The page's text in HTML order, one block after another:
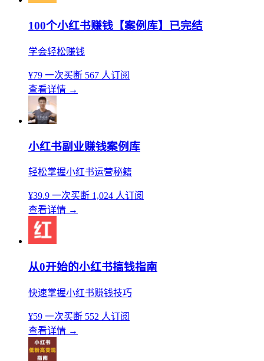
100个小红书赚钱【案例库】已完结
学会轻松赚钱
¥79 一次买断 567 人订阅
查看详情 →
小红书副业赚钱案例库
轻松掌握小红书运营秘籍
¥39.9 一次买断 1,024 人订阅
查看详情 →
从0开始的小红书搞钱指南
快速掌握小红书赚钱技巧
¥59 一次买断 552 人订阅
查看详情 →